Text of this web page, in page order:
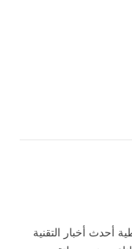
أخبار التقنية